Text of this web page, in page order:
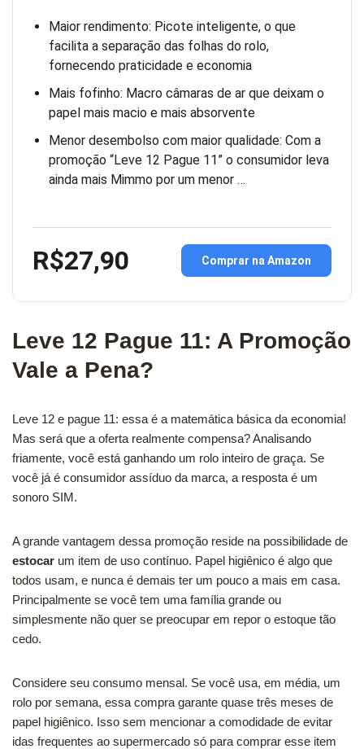
Maior rendimento: Picote inteligente, o que
facilita a separação das folhas do rolo,
fornecendo praticidade e economia
Mais fofinho: Macro câmaras de ar que deixam o
papel mais macio e mais absorvente
Menor desembolso com maior qualidade: Com a
promoção “Leve 12 Pague 11” o consumidor leva
ainda mais Mimmo por um menor …
R$27,90 Comprar na Amazon
Leve 12 Pague 11: A Promoção
Vale a Pena?
Leve 12 e pague 11: essa é a matemática básica da economia!
Mas será que a oferta realmente compensa? Analisando
friamente, você está ganhando um rolo inteiro de graça. Se
você já é consumidor assíduo da marca, a resposta é um
sonoro SIM.
A grande vantagem dessa promoção reside na possibilidade de
estocar um item de uso contínuo. Papel higiênico é algo que
todos usam, e nunca é demais ter um pouco a mais em casa.
Principalmente se você tem uma família grande ou
simplesmente não quer se preocupar em repor o estoque tão
cedo.
Considere seu consumo mensal. Se você usa, em média, um
rolo por semana, essa compra garante quase três meses de
papel higiênico. Isso sem mencionar a comodidade de evitar
idas frequentes ao supermercado só para comprar esse item